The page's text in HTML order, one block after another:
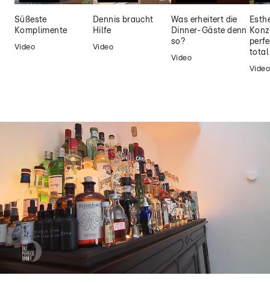
Süßeste
Komplimente
Video
Dennis braucht
Hilfe
Video
Was erheitert die
Dinner-Gäste denn
so?
Video
total
Video